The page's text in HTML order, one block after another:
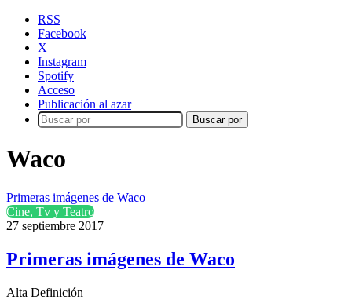
RSS
Facebook
X
Instagram
Spotify
Acceso
Publicación al azar
Buscar por
Waco
Primeras imágenes de Waco
Cine, Tv y Teatro
27 septiembre 2017
Primeras imágenes de Waco
Alta Definición